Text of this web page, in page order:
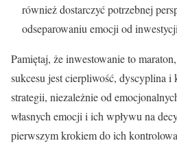
również dostarczyć potrzebnej
odseparowaniu emocji od
Pamiętaj, że inwestowanie to
sukcesu jest cierpliwość, dyscyplina i
strategii, niezależnie od
własnych emocji i ich wpływu na
pierwszym krokiem do ich